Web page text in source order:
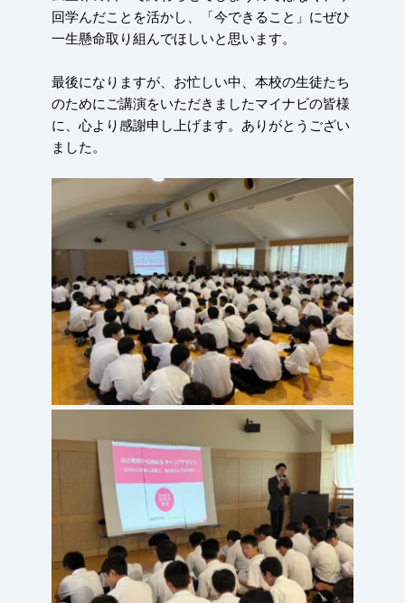
回学んだことを活かし、「今できること」にぜひ
一生懸命取り組んでほしいと思います。
最後になりますが、お忙しい中、本校の生徒たち
のためにご講演をいただきましたマイナビの皆様
に、心より感謝申し上げます。ありがとうござい
ました。